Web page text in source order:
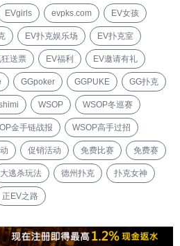
EVgirls evpks.com EV女孩
EV扑克娱乐场 EV扑克室
狂送票 EV福利 EV邀请有礼
GGpoker GGPUKE GG扑克
WSOP WSOP冬巡赛
金手链战报 WSOP高手过招
促销活动 免费比赛 免费赛
大逃杀玩法 德州扑克 扑克女神
正EV之路